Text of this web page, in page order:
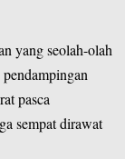
yang seolah-olah
pasca
sempat dirawat